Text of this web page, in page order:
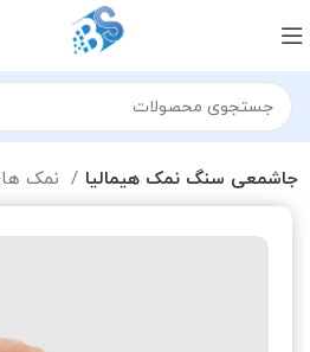
جاشمعی سنگ نمک هیمالیا